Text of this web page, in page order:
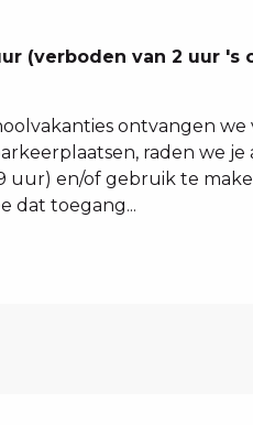
(verboden van 2 uur 's
ontvangen we
raden we je
uur) en/of gebruik te
dat toegang...